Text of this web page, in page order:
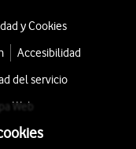
y Cookies
Accesibilidad
del servicio
Web